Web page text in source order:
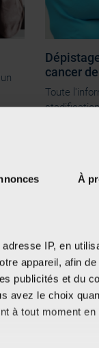
À
IP, en
appareil, afin de
publicités et du
avez le choix
à tout moment en
cancer
Toute